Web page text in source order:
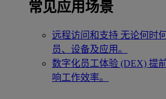
常见应用场景
远程访问和支持 无论何时
员、设备及应用。
数字化员工体验 (DEX) 提
响工作效率。